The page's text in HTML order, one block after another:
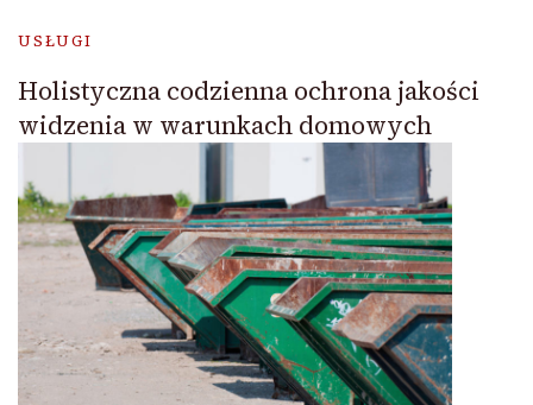
USŁUGI
Holistyczna codzienna ochrona jakości
widzenia w warunkach domowych